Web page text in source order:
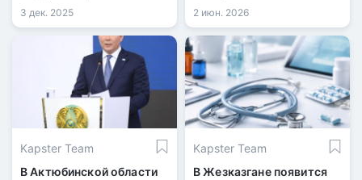
автомобильных трасс.
3 дек. 2025 2 июн. 2026
Kapster Team
В Актюбинской области
Kapster Team
В Жезказгане появится